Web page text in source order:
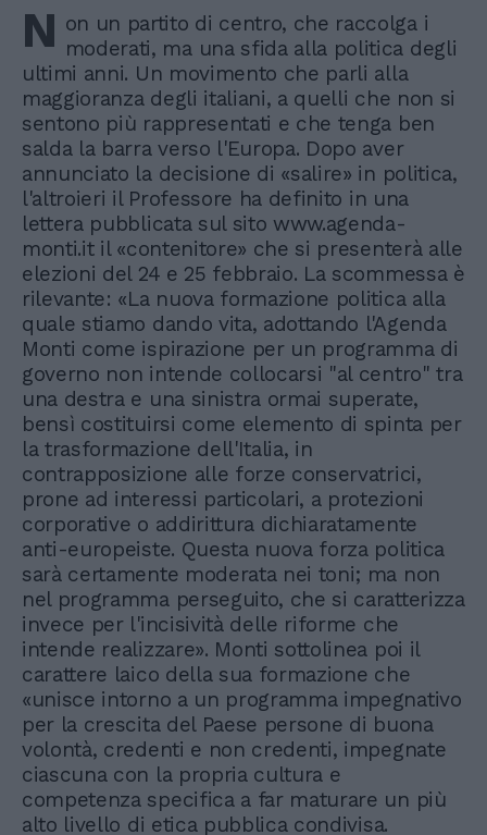
N on un partito di centro, che raccolga i
moderati, ma una sfida alla politica degli
ultimi anni. Un movimento che parli alla
maggioranza degli italiani, a quelli che non si
sentono più rappresentati e che tenga ben
salda la barra verso l'Europa. Dopo aver
annunciato la decisione di «salire» in politica,
l'altroieri il Professore ha definito in una
lettera pubblicata sul sito www.agenda-
monti.it il «contenitore» che si presenterà alle
elezioni del 24 e 25 febbraio. La scommessa è
rilevante: «La nuova formazione politica alla
quale stiamo dando vita, adottando l'Agenda
Monti come ispirazione per un programma di
governo non intende collocarsi "al centro" tra
una destra e una sinistra ormai superate,
bensì costituirsi come elemento di spinta per
la trasformazione dell'Italia, in
contrapposizione alle forze conservatrici,
prone ad interessi particolari, a protezioni
corporative o addirittura dichiaratamente
anti-europeiste. Questa nuova forza politica
sarà certamente moderata nei toni; ma non
nel programma perseguito, che si caratterizza
invece per l'incisività delle riforme che
intende realizzare». Monti sottolinea poi il
carattere laico della sua formazione che
«unisce intorno a un programma impegnativo
per la crescita del Paese persone di buona
volontà, credenti e non credenti, impegnate
ciascuna con la propria cultura e
competenza specifica a far maturare un più
alto livello di etica pubblica condivisa.